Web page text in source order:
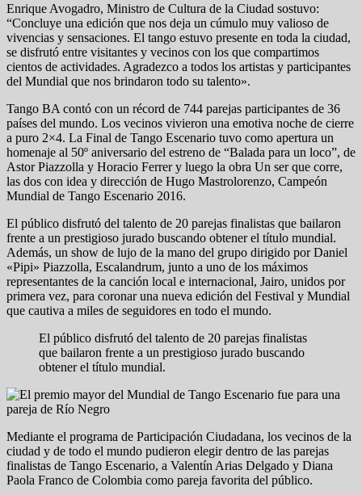
Enrique Avogadro, Ministro de Cultura de la Ciudad sostuvo:
“Concluye una edición que nos deja un cúmulo muy valioso de
vivencias y sensaciones. El tango estuvo presente en toda la ciudad,
se disfrutó entre visitantes y vecinos con los que compartimos
cientos de actividades. Agradezco a todos los artistas y participantes
del Mundial que nos brindaron todo su talento».
Tango BA contó con un récord de 744 parejas participantes de 36
países del mundo. Los vecinos vivieron una emotiva noche de cierre
a puro 2×4. La Final de Tango Escenario tuvo como apertura un
homenaje al 50º aniversario del estreno de “Balada para un loco”, de
Astor Piazzolla y Horacio Ferrer y luego la obra Un ser que corre,
las dos con idea y dirección de Hugo Mastrolorenzo, Campeón
Mundial de Tango Escenario 2016.
El público disfrutó del talento de 20 parejas finalistas que bailaron
frente a un prestigioso jurado buscando obtener el título mundial.
Además, un show de lujo de la mano del grupo dirigido por Daniel
«Pipi» Piazzolla, Escalandrum, junto a uno de los máximos
representantes de la canción local e internacional, Jairo, unidos por
primera vez, para coronar una nueva edición del Festival y Mundial
que cautiva a miles de seguidores en todo el mundo.
El público disfrutó del talento de 20 parejas finalistas
que bailaron frente a un prestigioso jurado buscando
obtener el título mundial.
Mediante el programa de Participación Ciudadana, los vecinos de la
ciudad y de todo el mundo pudieron elegir dentro de las parejas
finalistas de Tango Escenario, a Valentín Arias Delgado y Diana
Paola Franco de Colombia como pareja favorita del público.